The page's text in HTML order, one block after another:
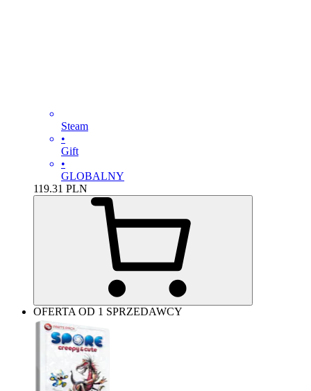
Steam
•
Gift
•
GLOBALNY
119.31 PLN
OFERTA OD 1 SPRZEDAWCY